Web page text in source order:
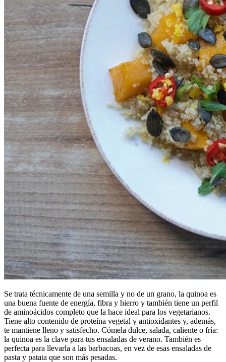
Se trata técnicamente de una semilla y no de un grano, la quinoa es
una buena fuente de energía, fibra y hierro y también tiene un perfil
de aminoácidos completo que la hace ideal para los vegetarianos.
Tiene alto contenido de proteína vegetal y antioxidantes y, además,
te mantiene lleno y satisfecho. Cómela dulce, salada, caliente o fría:
la quinoa es la clave para tus ensaladas de verano. También es
perfecta para llevarla a las barbacoas, en vez de esas ensaladas de
pasta y patata que son más pesadas.